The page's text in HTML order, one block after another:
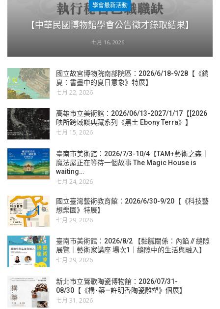
學會最新活動
【中華民國博物館學會公告徵才錄取結果】
七月 16, 2026
國立故宮博物院南部院區：2026/6/18-9/28【《銷
夏：書畫中的夏日意象》特展】
七月 22, 2026
高雄市立美術館：2026/06/13-2027/1/17【[2026
映所跨域談典藏系列《黑土 Ebony Terra》】
七月 15, 2026
臺南市美術館：2026/7/3-10/4【TAM+藝術之森｜
魔法屋正在等待一個故事 The Magic House is
waiting…
七月 24, 2026
國立臺灣藝術教育館：2026/6/30-9/20【《科技藝
想樂園》特展】
七月 29, 2026
臺南市美術館：2026/8/2 【黏膩關係：內餡 // 縫隙
展覽｜藝術家講座 場次1｜縫隙中的生活與融入】
七月 29, 2026
新北市立鶯歌陶瓷博物館：2026/07/31-
08/30【《構･築—許明香陶瓷雕塑》個展】
七月 31, 2026